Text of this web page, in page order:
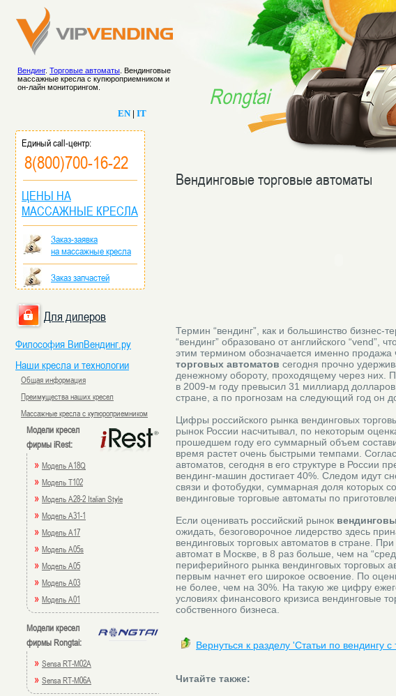
EN| IT
Вендинг. Торговые автоматы . Вендинговые
массажные кресла с купюроприемником и
он-лайн мониторингом.
Rongtai
Единый call-центр:
8(800)700-16-22
ЦЕНЫ НА
МАССАЖНЫЕ КРЕСЛА
Заказ-заявка
на массажные кресла
Заказ запчастей
Для дилеров
Философия ВипВендинг.ру
Наши кресла и технологии
Общая информация
Преимущества наших кресел
Массажные кресла с купюроприемником
Модели кресел
фирмы iRest:
» Модель A18Q
» Модель T102
» Модель A28-2 Italian Style
» Модель A31-1
» Модель A17
» Модель A05s
» Модель A05
» Модель A03
» Модель A01
Модели кресел
фирмы Rongtai:
» Sensa RT-M02A
» Sensa RT-M06A
Вендинговые торговые автоматы
Термин “вендинг”, как и большинство
“вендинг” образовано от английского “vend”,
этим термином обозначается именно
торговых автоматов сегодня прочно
денежному обороту, проходящему через них.
в 2009-м году превысил 31 миллиард
стране, а по прогнозам на следующий год он
Цифры российского рынка вендинговых
рынок России насчитывал, по некоторым
прошедшем году его суммарный объем
время растет очень быстрыми темпами.
автоматов, сегодня в его структуре в России
вендинг-машин достигает 40%. Следом идут
связи и фотобудки, суммарная доля которых
вендинговые торговые автоматы по
Если оценивать российский рынок
ожидать, безоговорочное лидерство здесь
вендинговых торговых автоматов в стране.
автомат в Москве, в 8 раз больше, чем на
периферийного рынка вендинговых торговых
первым начнет его широкое освоение. По
не более, чем на 30%. На такую же цифру
условиях финансового кризиса вендинговые
собственного бизнеса.
Вернуться к разделу 'Статьи по вендингу
Читайте также: